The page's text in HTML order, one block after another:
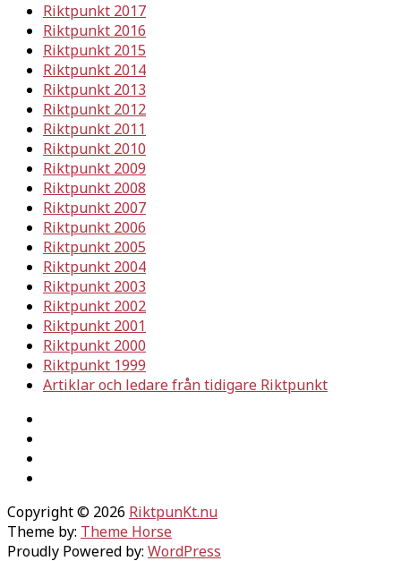
Riktpunkt 2017
Riktpunkt 2016
Riktpunkt 2015
Riktpunkt 2014
Riktpunkt 2013
Riktpunkt 2012
Riktpunkt 2011
Riktpunkt 2010
Riktpunkt 2009
Riktpunkt 2008
Riktpunkt 2007
Riktpunkt 2006
Riktpunkt 2005
Riktpunkt 2004
Riktpunkt 2003
Riktpunkt 2002
Riktpunkt 2001
Riktpunkt 2000
Riktpunkt 1999
Artiklar och ledare från tidigare Riktpunkt
Copyright © 2026 RiktpunKt.nu
Theme by: Theme Horse
Proudly Powered by: WordPress